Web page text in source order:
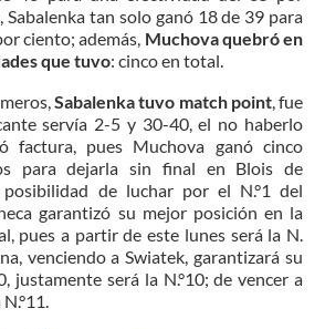
Sabalenka tan solo ganó 18 de 39 para
ciento; además, Muchova quebró en
que tuvo: cinco en total.
Sabalenka tuvo match point, fue
servía 2-5 y 30-40, el no haberlo
factura, pues Muchova ganó cinco
para dejarla sin final en Blois de
de luchar por el N.°1 del
garantizó su mejor posición en la
pues a partir de este lunes será la N.
venciendo a Swiatek, garantizará su
justamente será la N.°10; de vencer a